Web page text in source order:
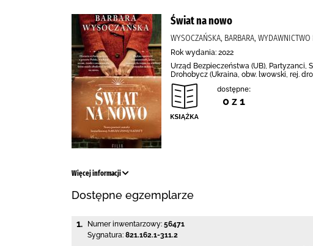
Świat na nowo
WYSOCZAŃSKA, BARBARA,
Rok wydania: 2022
Urząd Bezpieczeństwa (UB), Partyzanci,
Drohobycz (Ukraina, obw. lwowski, rej.
dostępne:
0 z 1
Więcej informacji
Dostępne egzemplarze
1. Numer inwentarzowy: 56471
Sygnatura: 821.162.1-311.2